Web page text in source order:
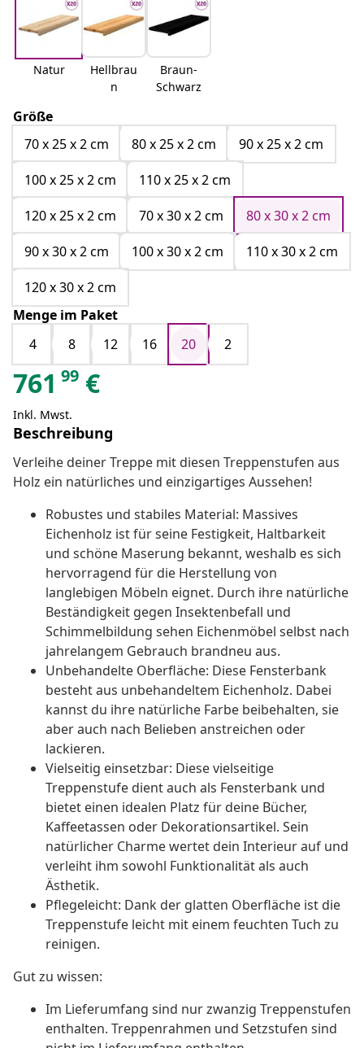
Natur
Hellbrau
n
Braun-
Schwarz
Größe
70 x 25 x 2 cm
80 x 25 x 2 cm
90 x 25 x 2 cm
100 x 25 x 2 cm
110 x 25 x 2 cm
120 x 25 x 2 cm
70 x 30 x 2 cm
80 x 30 x 2 cm
90 x 30 x 2 cm
100 x 30 x 2 cm
110 x 30 x 2 cm
120 x 30 x 2 cm
Menge im Paket
4
8 12 16 20 2
761 99 €
Inkl. Mwst.
Beschreibung
Verleihe deiner Treppe mit diesen Treppenstufen aus
Holz ein natürliches und einzigartiges Aussehen!
Robustes und stabiles Material: Massives
Eichenholz ist für seine Festigkeit, Haltbarkeit
und schöne Maserung bekannt, weshalb es sich
hervorragend für die Herstellung von
langlebigen Möbeln eignet. Durch ihre natürliche
Beständigkeit gegen Insektenbefall und
Schimmelbildung sehen Eichenmöbel selbst nach
jahrelangem Gebrauch brandneu aus.
Unbehandelte Oberfläche: Diese Fensterbank
besteht aus unbehandeltem Eichenholz. Dabei
kannst du ihre natürliche Farbe beibehalten, sie
aber auch nach Belieben anstreichen oder
lackieren.
Vielseitig einsetzbar: Diese vielseitige
Treppenstufe dient auch als Fensterbank und
bietet einen idealen Platz für deine Bücher,
Kaffeetassen oder Dekorationsartikel. Sein
natürlicher Charme wertet dein Interieur auf und
verleiht ihm sowohl Funktionalität als auch
Ästhetik.
Pflegeleicht: Dank der glatten Oberfläche ist die
Treppenstufe leicht mit einem feuchten Tuch zu
reinigen.
Gut zu wissen:
Im Lieferumfang sind nur zwanzig Treppenstufen
enthalten. Treppenrahmen und Setzstufen sind